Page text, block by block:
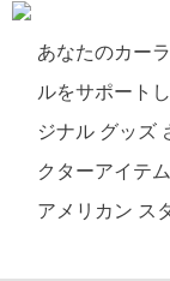
あなたのカー
ルをサポート
ジナル グッズ
クターアイテ
アメリカン ス